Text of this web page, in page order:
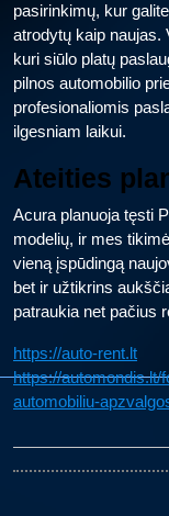
pasirinkimų, kur
atrodytų kaip naujas.
kuri siūlo platų
pilnos automobilio
profesionaliomis
ilgesniam laikui.
Ateities
Acura planuoja tęsti
modelių, ir mes
vieną įspūdingą
bet ir užtikrins
patraukia net pačius
https://auto-rent.lt
https://automondis.lt/
automobiliu-